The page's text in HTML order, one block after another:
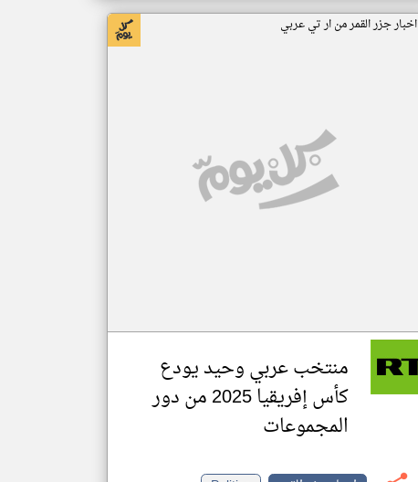
اخبار جزر القمر من ار تي عربي
منتخب عربي وحيد يودع
كأس إفريقيا 2025 من دور
المجموعات